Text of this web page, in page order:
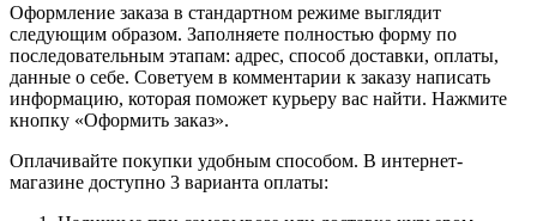
Оформление заказа в стандартном режиме выглядит
следующим образом. Заполняете полностью форму по
последовательным этапам: адрес, способ доставки, оплаты,
данные о себе. Советуем в комментарии к заказу написать
информацию, которая поможет курьеру вас найти. Нажмите
кнопку «Оформить заказ».
Оплачивайте покупки удобным способом. В интернет-
магазине доступно 3 варианта оплаты: